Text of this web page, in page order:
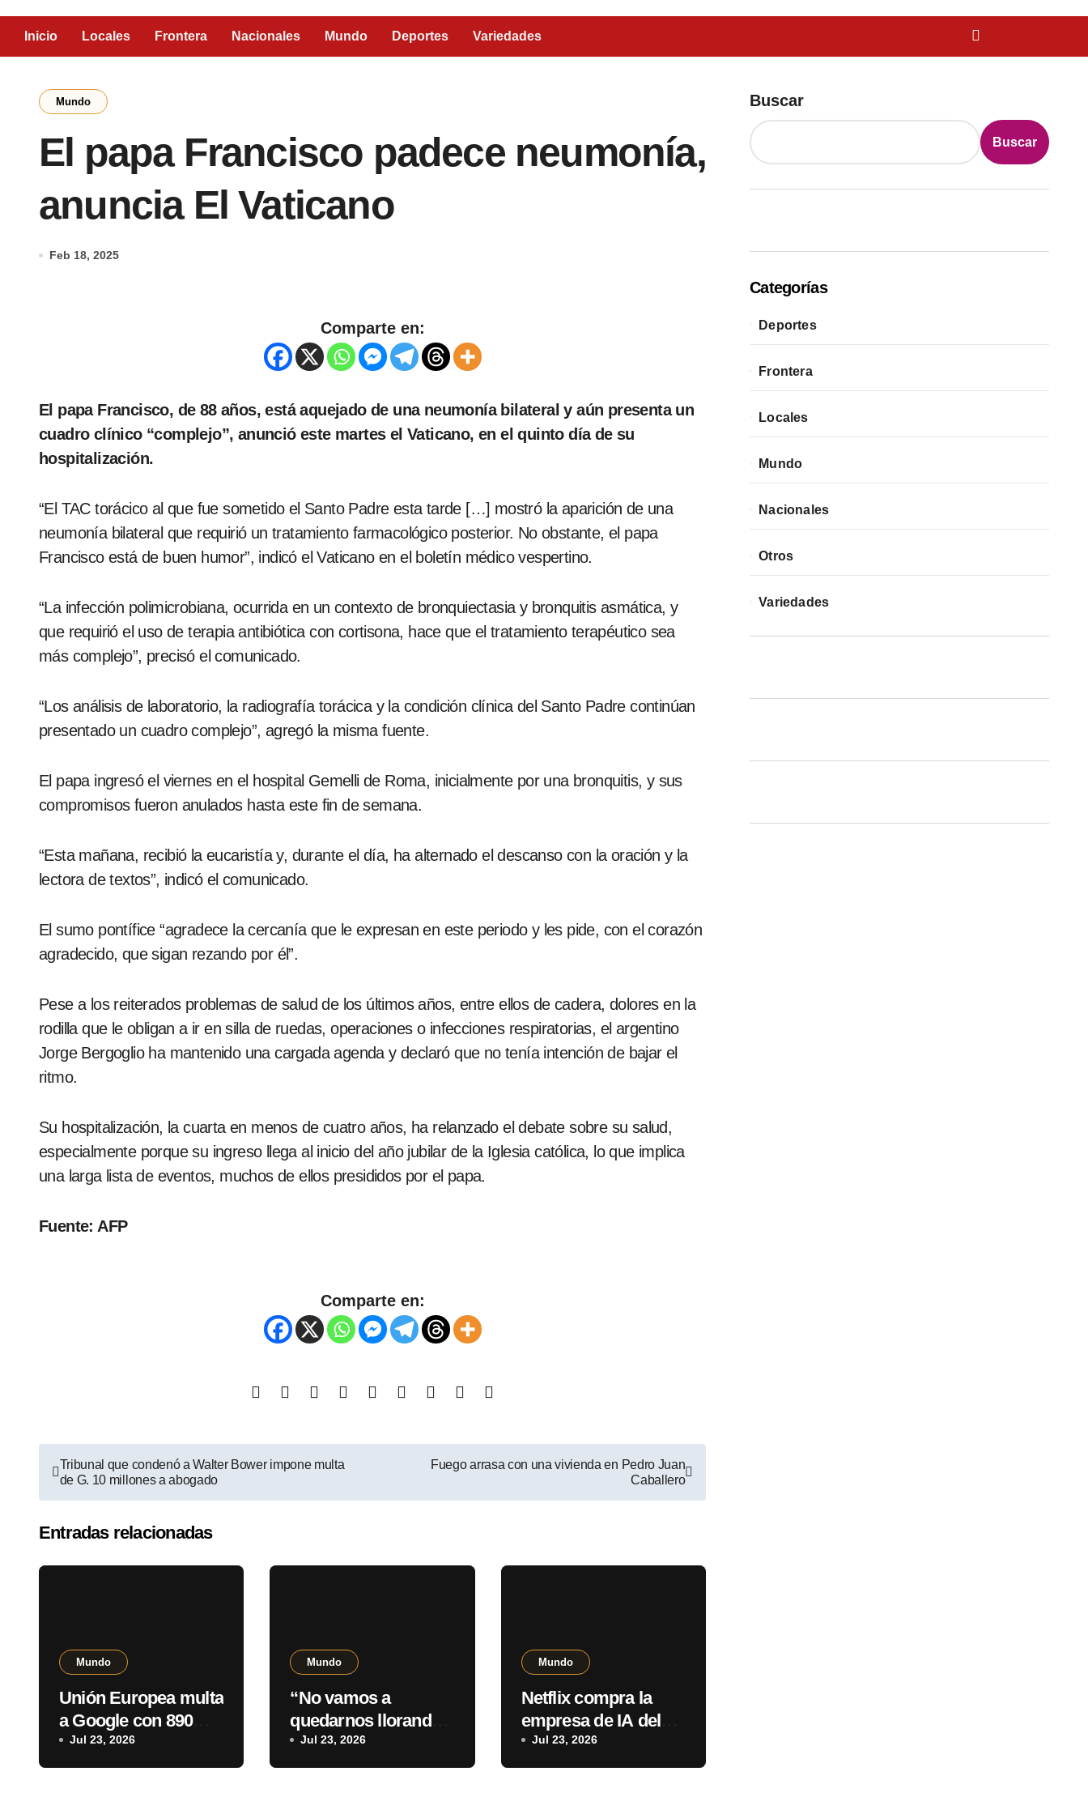
Inicio Locales Frontera Nacionales Mundo Deportes Variedades
Mundo
El papa Francisco padece neumonía,
anuncia El Vaticano
Feb 18, 2025
Comparte en:
El papa Francisco, de 88 años, está aquejado de una neumonía bilateral y aún presenta un
cuadro clínico “complejo”, anunció este martes el Vaticano, en el quinto día de su
hospitalización.
“El TAC torácico al que fue sometido el Santo Padre esta tarde […] mostró la aparición de una
neumonía bilateral que requirió un tratamiento farmacológico posterior. No obstante, el papa
Francisco está de buen humor”, indicó el Vaticano en el boletín médico vespertino.
“La infección polimicrobiana, ocurrida en un contexto de bronquiectasia y bronquitis asmática, y
que requirió el uso de terapia antibiótica con cortisona, hace que el tratamiento terapéutico sea
más complejo”, precisó el comunicado.
“Los análisis de laboratorio, la radiografía torácica y la condición clínica del Santo Padre continúan
presentado un cuadro complejo”, agregó la misma fuente.
El papa ingresó el viernes en el hospital Gemelli de Roma, inicialmente por una bronquitis, y sus
compromisos fueron anulados hasta este fin de semana.
“Esta mañana, recibió la eucaristía y, durante el día, ha alternado el descanso con la oración y la
lectora de textos”, indicó el comunicado.
El sumo pontífice “agradece la cercanía que le expresan en este periodo y les pide, con el corazón
agradecido, que sigan rezando por él”.
Pese a los reiterados problemas de salud de los últimos años, entre ellos de cadera, dolores en la
rodilla que le obligan a ir en silla de ruedas, operaciones o infecciones respiratorias, el argentino
Jorge Bergoglio ha mantenido una cargada agenda y declaró que no tenía intención de bajar el
ritmo.
Su hospitalización, la cuarta en menos de cuatro años, ha relanzado el debate sobre su salud,
especialmente porque su ingreso llega al inicio del año jubilar de la Iglesia católica, lo que implica
una larga lista de eventos, muchos de ellos presididos por el papa.
Fuente: AFP
Comparte en:
Tribunal que condenó a Walter Bower impone multa
de G. 10 millones a abogado
Fuego arrasa con una vivienda en Pedro Juan
Caballero
Entradas relacionadas
Mundo
Unión Europea multa
a Google con 890
millones de euros
por vulnerar
Jul 23, 2026
Mundo
“No vamos a
quedarnos llorando”,
dice Lula tras
arancel de EEUU
Jul 23, 2026
Mundo
Netflix compra la
empresa de IA del
actor Ben Affleck por
587 millones de
Jul 23, 2026
Buscar
Buscar
Categorías
Deportes
Frontera
Locales
Mundo
Nacionales
Otros
Variedades